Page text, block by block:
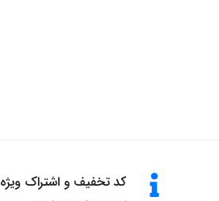
کد تخفیف و اشتراک ویژه